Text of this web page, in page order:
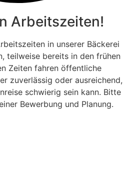
Arbeitszeiten!
in unserer Bäckerei
teilweise bereits in den frühen
Zeiten fahren öffentliche
zuverlässig oder ausreichend,
schwierig sein kann. Bitte
Bewerbung und Planung.